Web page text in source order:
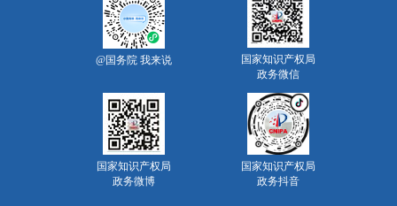
@国务院 我来说
国家知识产权局
政务微信
国家知识产权局
政务微博
国家知识产权局
政务抖音